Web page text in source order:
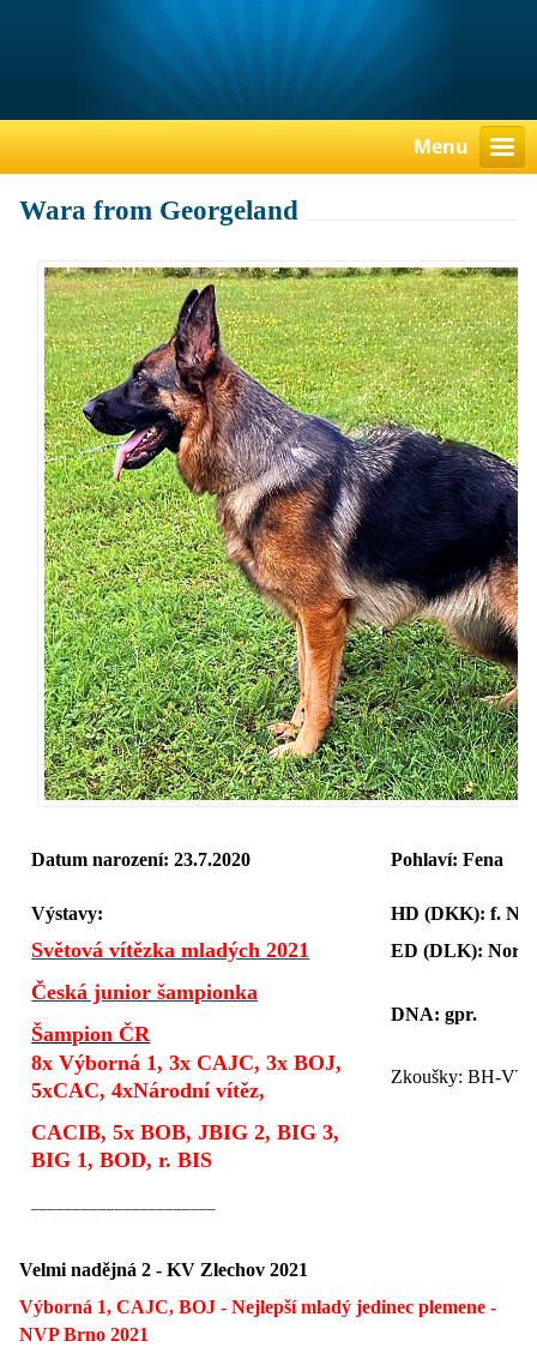
Menu
Wara from Georgeland
Datum narození: 23.7.2020 Pohlaví: Fena
Výstavy:
Světová vítězka mladých 2021
Česká junior šampionka
Šampion ČR
8x Výborná 1, 3x CAJC, 3x BOJ,
5xCAC, 4xNárodní vítěz,
CACIB, 5x BOB, JBIG 2, BIG 3,
BIG 1, BOD, r. BIS
HD (DKK):
ED (DLK):
DNA: gpr.
Zkoušky: BH-VT,
Velmi nadějná 2 - KV Zlechov 2021
Výborná 1, CAJC, BOJ - Nejlepší mladý jedinec plemene -
NVP Brno 2021